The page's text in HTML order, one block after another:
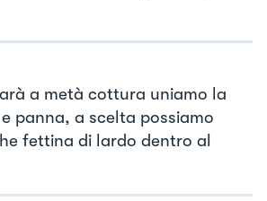
a metà cottura uniamo la
panna, a scelta possiamo
fettina di lardo dentro al